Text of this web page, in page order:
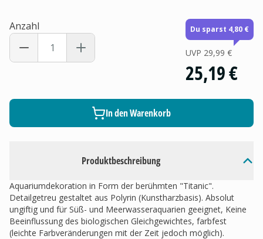
Produktbeschreibung
Aquariumdekoration in Form der berühmten "Titanic".
Detailgetreu gestaltet aus Polyrin (Kunstharzbasis). Absolut
ungiftig und für Süß- und Meerwasseraquarien geeignet, Keine
Beeinflussung des biologischen Gleichgewichtes, farbfest
(leichte Farbveränderungen mit der Zeit jedoch möglich).
Anzahl Du sparst 4,80 €
UVP 29,99 €
25,19 €
In den Warenkorb